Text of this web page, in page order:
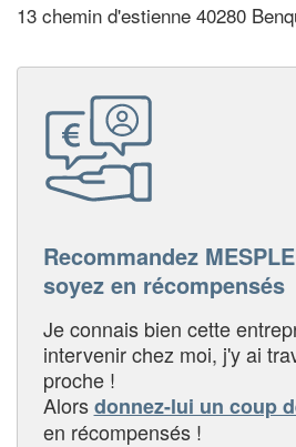
13 chemin d'estienne 40280
Recommandez
soyez en récompensés
Je connais bien cette
intervenir chez moi, j'y ai
proche !
Alorsdonnez-lui un coup
en récompensés !